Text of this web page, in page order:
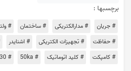
برچسبها :
# جریان # مدارالکتریکی # ساختمان #
# حفاظت
# تجهیزات الکتریکی # اشنایدر
# کامپکت
# کلید اتوماتیک # 50ka # 630آمپر